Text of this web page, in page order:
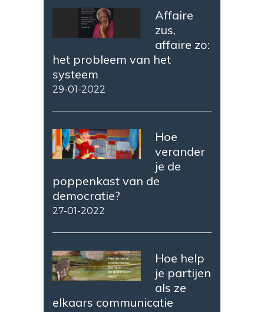
Affaire
zus,
affaire zo:
het probleem van het
systeem
29-01-2022
Hoe
verander
je de
poppenkast van de
democratie?
27-01-2022
Hoe help
je partijen
als ze
elkaars communicatie